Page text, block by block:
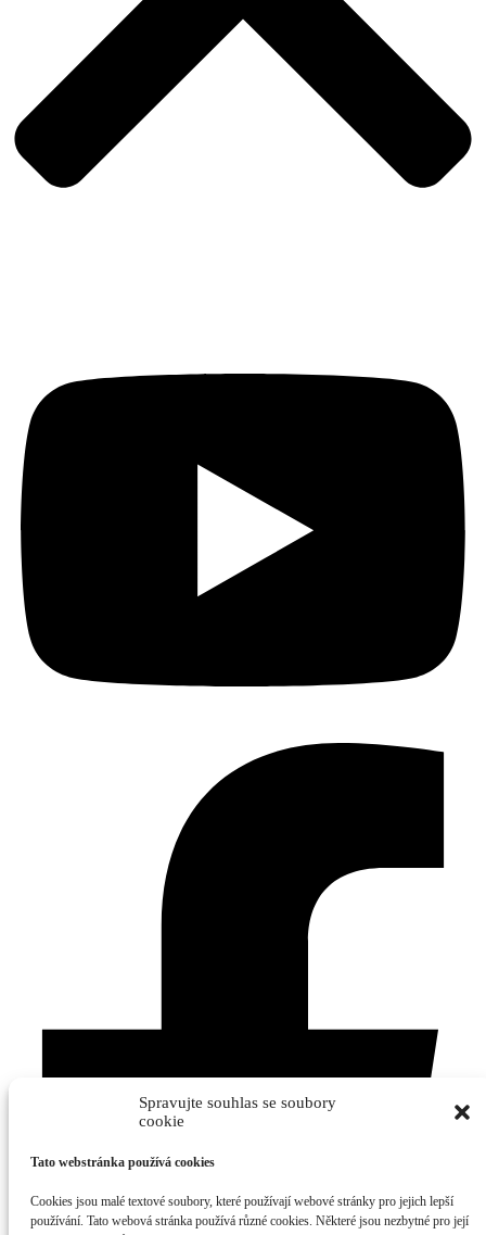
Spravujte souhlas se soubory
cookie
Tato webstránka používá cookies
Cookies jsou malé textové soubory, které používají webové stránky pro jejich lepší
používání. Tato webová stránka používá různé cookies. Některé jsou nezbytné pro její